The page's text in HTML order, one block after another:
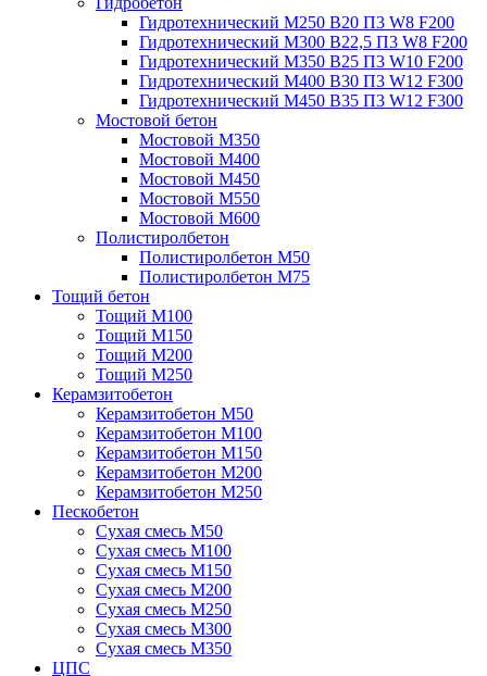
Гидротехнический М250 B20 П3 W8 F200
Гидротехнический М300 B22,5 П3 W8 F200
Гидротехнический М350 B25 П3 W10 F200
Гидротехнический М400 B30 П3 W12 F300
Гидротехнический М450 B35 П3 W12 F300
Мостовой бетон
Мостовой М350
Мостовой М400
Мостовой М450
Мостовой М550
Мостовой М600
Полистиролбетон
Полистиролбетон М50
Полистиролбетон М75
Тощий бетон
Тощий М100
Тощий М150
Тощий М200
Тощий М250
Керамзитобетон
Керамзитобетон М50
Керамзитобетон М100
Керамзитобетон М150
Керамзитобетон М200
Керамзитобетон М250
Пескобетон
Сухая смесь М50
Сухая смесь М100
Сухая смесь М150
Сухая смесь М200
Сухая смесь М250
Сухая смесь М300
Сухая смесь М350
ЦПС